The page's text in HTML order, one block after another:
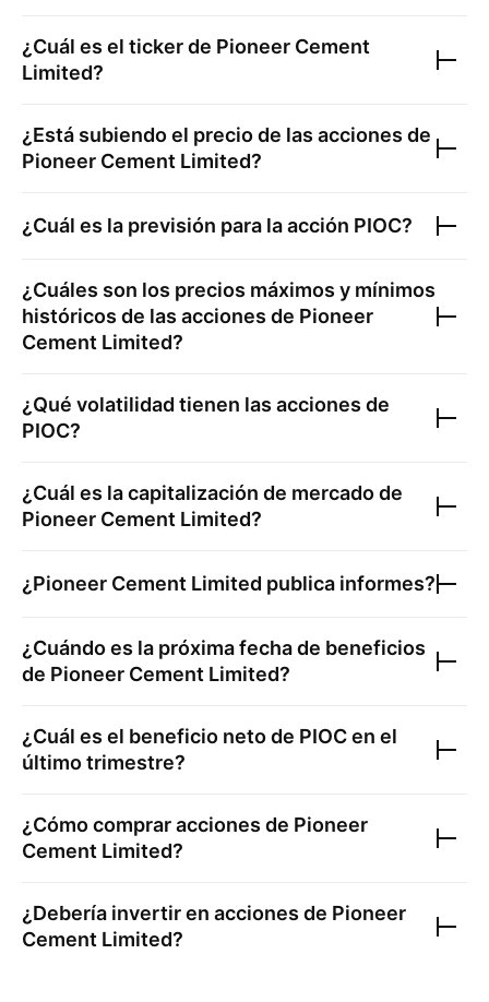
¿Cuál es el ticker de Pioneer Cement
Limited?
¿Está subiendo el precio de las acciones de
Pioneer Cement Limited?
¿Cuál es la previsión para la acción PIOC?
¿Cuáles son los precios máximos y mínimos
históricos de las acciones de Pioneer
Cement Limited?
¿Qué volatilidad tienen las acciones de
PIOC?
¿Cuál es la capitalización de mercado de
Pioneer Cement Limited?
¿Pioneer Cement Limited publica informes?
¿Cuándo es la próxima fecha de beneficios
de Pioneer Cement Limited?
¿Cuál es el beneficio neto de PIOCen el
último trimestre?
¿Cómo comprar acciones de Pioneer
Cement Limited?
¿Debería invertir en acciones de Pioneer
Cement Limited?